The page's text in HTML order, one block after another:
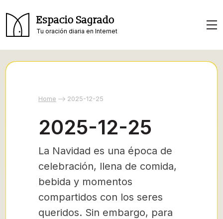
Espacio Sagrado
Tu oración diaria en Internet
Home 2025-12-25
2025-12-25
La Navidad es una época de
celebración, llena de comida,
bebida y momentos
compartidos con los seres
queridos. Sin embargo, para